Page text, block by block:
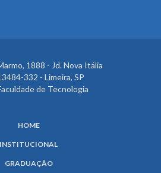
1888 - Jd. Nova Itália
332 - Limeira, SP
de Tecnologia
HOME
INSTITUCIONAL
GRADUAÇÃO